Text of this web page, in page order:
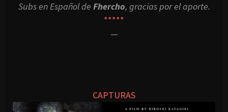
Subs en Español de Fhercho, gracias por el aporte.
*****
—
CAPTURAS